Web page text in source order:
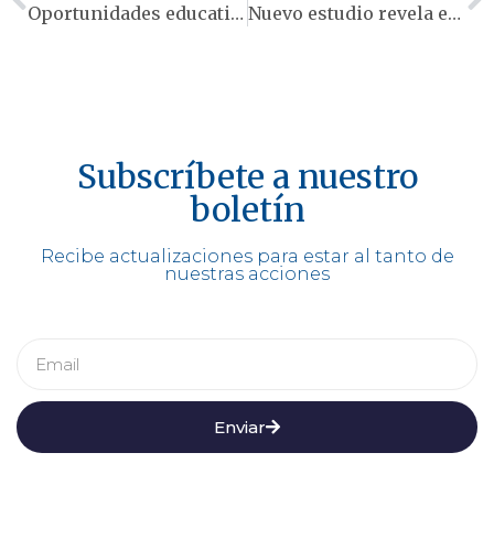
Oportunidades educativas para profesionales de la salud Nuevo estudio revela eficacia del vapeo en la lucha contra el tabaquismo
Subscríbete a nuestro
boletín
Recibe actualizaciones para estar al tanto de
nuestras acciones
Enviar